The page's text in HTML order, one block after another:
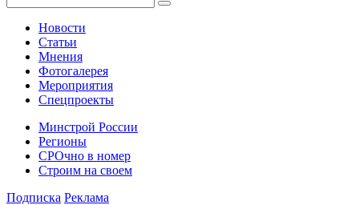
Новости
Статьи
Мнения
Фотогалерея
Мероприятия
Спецпроекты
Минстрой России
Регионы
СРОчно в номер
Строим на своем
Подписка Реклама